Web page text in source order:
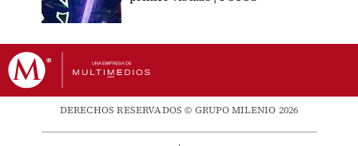
DERECHOS RESERVADOS © GRUPO MILENIO 2026